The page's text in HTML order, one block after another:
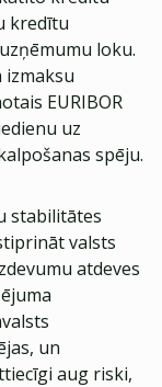
kredītu
loku.
EURIBOR
uz
spēju.
stabilitātes
valsts
atdeves
un
aug riski,